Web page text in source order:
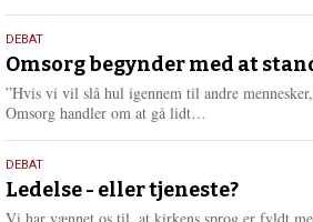
9.
juli
2026
DEBAT
Omsorg begynder med at
”Hvis vi vil slå hul igennem til andre
Omsorg handler om at gå lidt…
e
r
10.
juni
2026
DEBAT
Ledelse - eller tjeneste?